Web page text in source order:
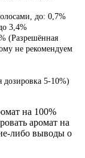
до: 0,7%
3,4%
(Разрешённая
не рекомендуем
дозировка 5-10%)
на 100%
аромат на
либо выводы о